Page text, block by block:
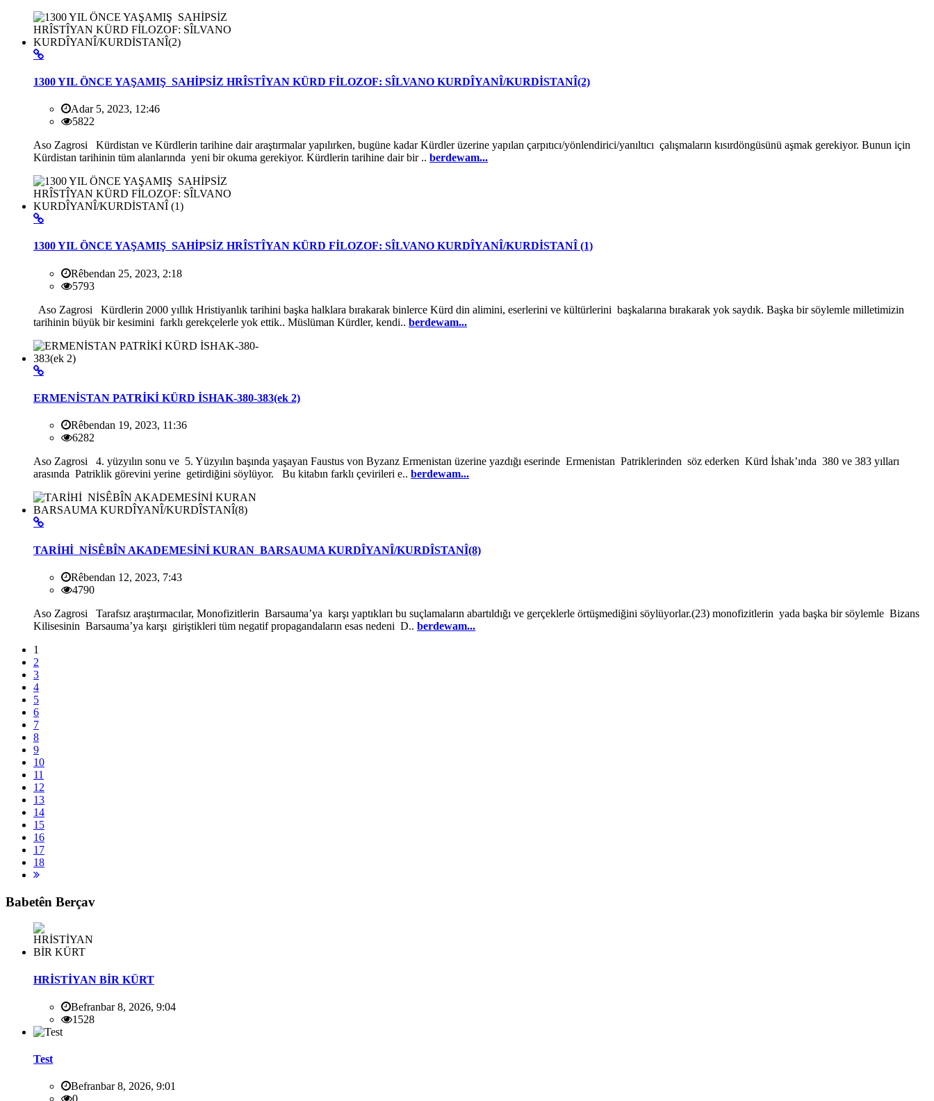
1300 YIL ÖNCE YAŞAMIŞ SAHİPSİZ HRÎSTÎYAN KÜRD FİLOZOF: SÎLVANO KURDÎYANÎ/KURDİSTANÎ(2)
Adar 5, 2023, 12:46
5822
Aso Zagrosi Kürdistan ve Kürdlerin tarihine dair araştırmalar yapılırken, bugüne kadar Kürdler üzerine yapılan çarpıtıcı/yönlendirici/yanıltıcı çalışmaların kısırdöngüsünü aşmak gerekiyor. Bunun için
Kürdistan tarihinin tüm alanlarında yeni bir okuma gerekiyor. Kürdlerin tarihine dair bir .. berdewam...
1300 YIL ÖNCE YAŞAMIŞ SAHİPSİZ HRÎSTÎYAN KÜRD FİLOZOF: SÎLVANO KURDÎYANÎ/KURDİSTANÎ (1)
Rêbendan 25, 2023, 2:18
5793
Aso Zagrosi Kürdlerin 2000 yıllık Hristiyanlık tarihini başka halklara bırakarak binlerce Kürd din alimini, eserlerini ve kültürlerini başkalarına bırakarak yok saydık. Başka bir söylemle milletimizin
tarihinin büyük bir kesimini farklı gerekçelerle yok ettik.. Müslüman Kürdler, kendi.. berdewam...
ERMENİSTAN PATRİKİ KÜRD İSHAK-380-383(ek 2)
Rêbendan 19, 2023, 11:36
6282
Aso Zagrosi 4. yüzyılın sonu ve 5. Yüzyılın başında yaşayan Faustus von Byzanz Ermenistan üzerine yazdığı eserinde Ermenistan Patriklerinden söz ederken Kürd İshak’ında 380 ve 383 yılları
arasında Patriklik görevini yerine getirdiğini söylüyor. Bu kitabın farklı çevirileri e.. berdewam...
TARİHİ NİSÊBÎN AKADEMESİNİ KURAN BARSAUMA KURDÎYANÎ/KURDÎSTANÎ(8)
Rêbendan 12, 2023, 7:43
4790
Aso Zagrosi Tarafsız araştırmacılar, Monofizitlerin Barsauma’ya karşı yaptıkları bu suçlamaların abartıldığı ve gerçeklerle örtüşmediğini söylüyorlar.(23) monofizitlerin yada başka bir söylemle Bizans
Kilisesinin Barsauma’ya karşı giriştikleri tüm negatif propagandaların esas nedeni D.. berdewam...
1
2
3
4
5
6
7
8
9
10
11
12
13
14
15
16
17
18
Babetên Berçav
HRİSTİYAN BİR KÜRT
Befranbar 8, 2026, 9:04
1528
Test
Befranbar 8, 2026, 9:01